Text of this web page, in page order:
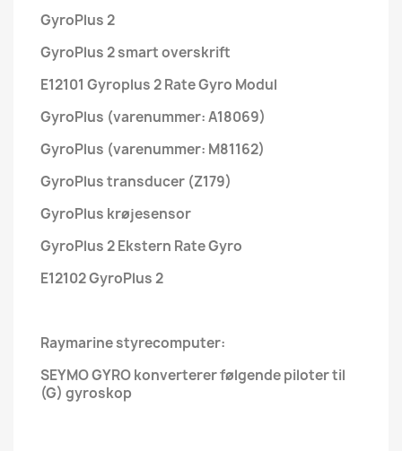
GyroPlus 2
GyroPlus 2 smart overskrift
E12101 Gyroplus 2 Rate Gyro Modul
GyroPlus (varenummer: A18069)
GyroPlus (varenummer: M81162)
GyroPlus transducer (Z179)
GyroPlus krøjesensor
GyroPlus 2 Ekstern Rate Gyro
E12102 GyroPlus 2
Raymarine styrecomputer:
SEYMO GYRO konverterer følgende piloter til
(G) gyroskop